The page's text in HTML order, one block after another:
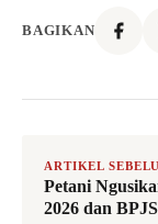
BAGIKAN
ARTIKEL
Petani
2026 dan